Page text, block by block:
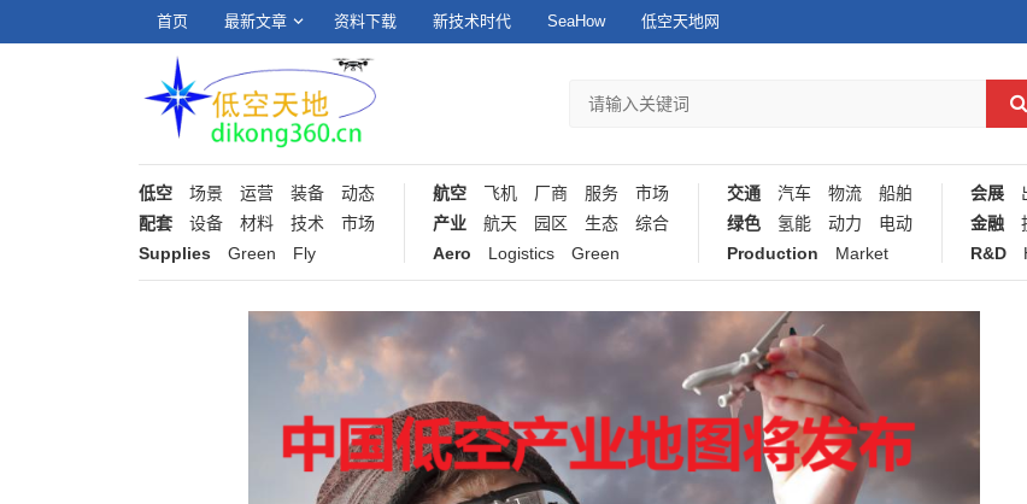
首页 最新文章 资料下载 新技术时代 SeaHow 低空天地网
低空 场景 运营 装备
动态
配套
设备 材料 技术
市场
Supplies
Green Fly
航空 飞机 厂商 服务
市场
产业
航天 园区 生态
综合
Aero
Logistics Green
交通 汽车 物流
船舶
绿色
氢能 动力
电动
Production
Market
会展
金融
R&D